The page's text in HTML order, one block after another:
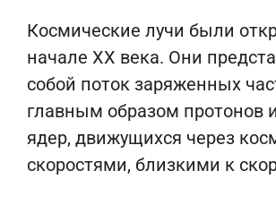
Космические лучи были
начале XX века. Они
собой поток заряженных
главным образом протонов
ядер, движущихся через
скоростями, близкими к